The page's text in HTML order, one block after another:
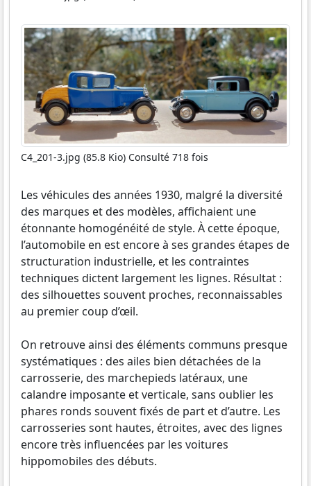
C4_201-3.jpg (85.8 Kio) Consulté 718 fois
Les véhicules des années 1930, malgré la diversité
des marques et des modèles, affichaient une
étonnante homogénéité de style. À cette époque,
l’automobile en est encore à ses grandes étapes de
structuration industrielle, et les contraintes
techniques dictent largement les lignes. Résultat :
des silhouettes souvent proches, reconnaissables
au premier coup d’œil.
On retrouve ainsi des éléments communs presque
systématiques : des ailes bien détachées de la
carrosserie, des marchepieds latéraux, une
calandre imposante et verticale, sans oublier les
phares ronds souvent fixés de part et d’autre. Les
carrosseries sont hautes, étroites, avec des lignes
encore très influencées par les voitures
hippomobiles des débuts.